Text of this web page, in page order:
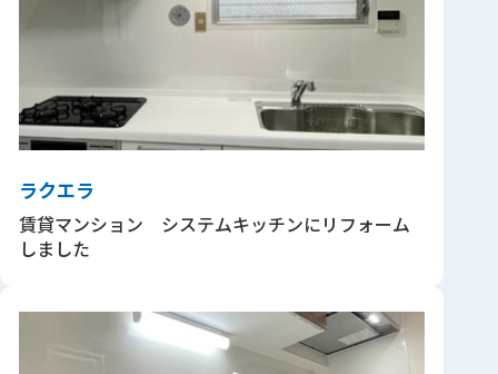
ラクエラ
賃貸マンション システムキッチンにリフォーム
しました